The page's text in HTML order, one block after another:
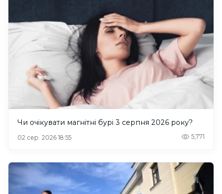
Чи очікувати магнітні бурі 3 серпня 2026 року?
02 сер. 2026 18:55 5,771